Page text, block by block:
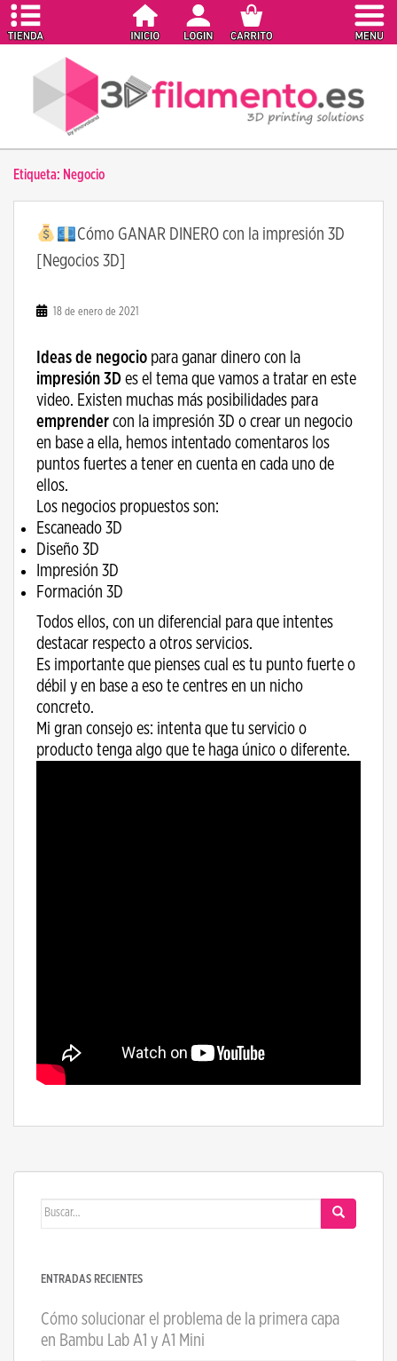
Etiqueta: Negocio
Cómo GANAR DINERO con la impresión 3D
[Negocios 3D]
18 de enero de 2021
Ideas de negocio para ganar dinero con la
impresión 3D es el tema que vamos a tratar en este
video. Existen muchas más posibilidades para
emprender con la impresión 3D o crear un negocio
en base a ella, hemos intentado comentaros los
puntos fuertes a tener en cuenta en cada uno de
ellos.
Los negocios propuestos son:
Escaneado 3D
Diseño 3D
Impresión 3D
Formación 3D
Todos ellos, con un diferencial para que intentes
destacar respecto a otros servicios.
Es importante que pienses cual es tu punto fuerte o
débil y en base a eso te centres en un nicho
concreto.
Mi gran consejo es: intenta que tu servicio o
producto tenga algo que te haga único o diferente.
Buscar:
ENTRADAS RECIENTES
Cómo solucionar el problema de la primera capa
en Bambu Lab A1 y A1 Mini